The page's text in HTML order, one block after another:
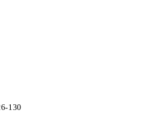
130